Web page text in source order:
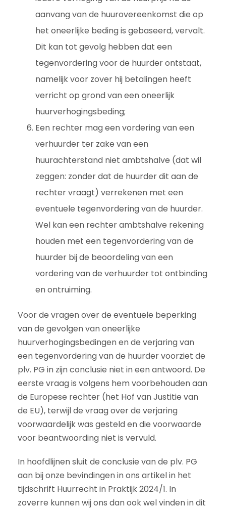
aanvang van de huurovereenkomst die op
het oneerlijke beding is gebaseerd, vervalt.
Dit kan tot gevolg hebben dat een
tegenvordering voor de huurder ontstaat,
namelijk voor zover hij betalingen heeft
verricht op grond van een oneerlijk
huurverhogingsbeding;
Een rechter mag een vordering van een
verhuurder ter zake van een
huurachterstand niet ambtshalve (dat wil
zeggen: zonder dat de huurder dit aan de
rechter vraagt) verrekenen met een
eventuele tegenvordering van de huurder.
Wel kan een rechter ambtshalve rekening
houden met een tegenvordering van de
huurder bij de beoordeling van een
vordering van de verhuurder tot ontbinding
en ontruiming.
Voor de vragen over de eventuele beperking
van de gevolgen van oneerlijke
huurverhogingsbedingen en de verjaring van
een tegenvordering van de huurder voorziet de
plv. PG in zijn conclusie niet in een antwoord. De
eerste vraag is volgens hem voorbehouden aan
de Europese rechter (het Hof van Justitie van
de EU), terwijl de vraag over de verjaring
voorwaardelijk was gesteld en die voorwaarde
voor beantwoording niet is vervuld.
In hoofdlijnen sluit de conclusie van de plv. PG
aan bij onze bevindingen in ons artikel in het
tijdschrift Huurrecht in Praktijk 2024/1. In
zoverre kunnen wij ons dan ook wel vinden in dit